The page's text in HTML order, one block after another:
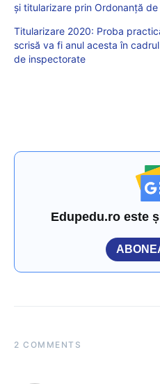
și titularizare prin Ordonanță
Titularizare 2020: Proba
scrisă va fi anul acesta în
de inspectorate
Edupedu.ro este
2 COMMENTS